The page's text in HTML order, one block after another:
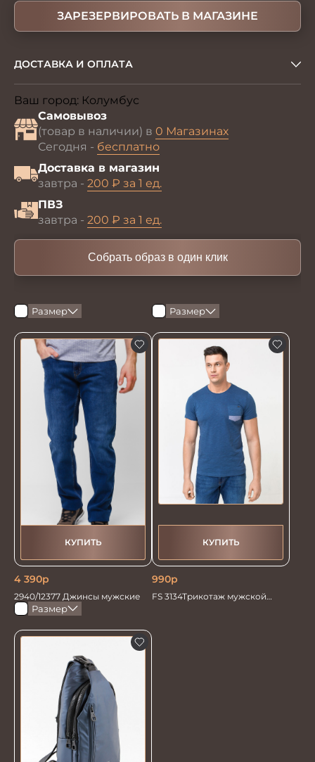
ЗАРЕЗЕРВИРОВАТЬ В МАГАЗИНЕ
ДОСТАВКА И ОПЛАТА
Ваш город: Колумбус
Самовывоз
(товар в наличии) в 0 Магазинах
Сегодня - бесплатно
Доставка в магазин
завтра - 200 ₽ за 1 ед.
ПВЗ
завтра - 200 ₽ за 1 ед.
Собрать образ в один клик
Размер
КУПИТЬ
4 390р
2940/12377 Джинсы мужские
Размер
КУПИТЬ
990р
FS 3134Трикотаж мужской
Размер